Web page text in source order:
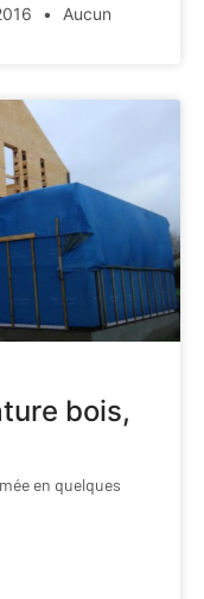
Aucun
bois,
en quelques